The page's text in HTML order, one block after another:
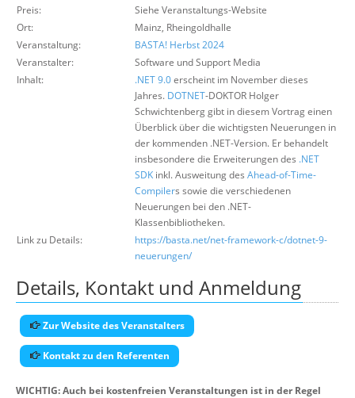
Preis:
Siehe Veranstaltungs-Website
Ort:
Mainz, Rheingoldhalle
Veranstaltung:
BASTA! Herbst 2024
Veranstalter:
Software und Support Media
Inhalt:
.NET 9.0erscheint im November dieses
Jahres. DOTNET-DOKTOR Holger
Schwichtenberg gibt in diesem Vortrag einen
Überblick über die wichtigsten Neuerungen in
der kommenden .NET-Version. Er behandelt
insbesondere die Erweiterungen des .NET
SDK inkl. Ausweitung des Ahead-of-Time-
Compilers sowie die verschiedenen
Neuerungen bei den .NET-
Klassenbibliotheken.
Link zu Details:
https://basta.net/net-framework-c/dotnet-9-
neuerungen/
Details, Kontakt und Anmeldung
Zur Website des Veranstalters
Kontakt zu den Referenten
WICHTIG: Auch bei kostenfreien Veranstaltungen ist in der Regel